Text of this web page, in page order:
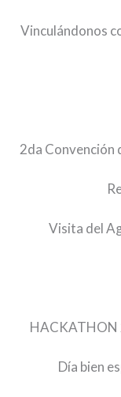
Vinculándonos
2da Convención
Visita del
HACKATHON
Día bien